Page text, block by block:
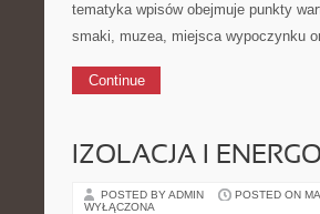
tematyka wpisów obejmuje punkty
smaki, muzea, miejsca wypoczynku
Continue
IZOLACJA I
POSTED BY ADMIN POSTED ON
WYŁĄCZONA